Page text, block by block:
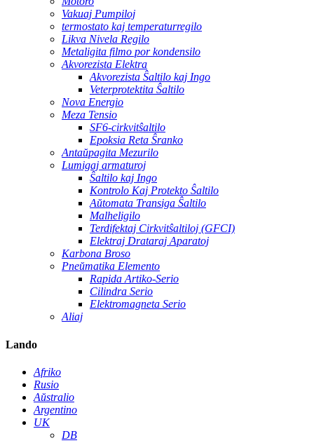
Vakuaj Pumpiloj
termostato kaj temperaturregilo
Likva Nivela Regilo
Metaligita filmo por kondensilo
Akvorezista Elektra
Akvorezista Ŝaltilo kaj Ingo
Veterprotektita Ŝaltilo
Nova Energio
Meza Tensio
SF6-cirkvitŝaltilo
Epoksia Reta Ŝranko
Antaŭpagita Mezurilo
Lumigaj armaturoj
Ŝaltilo kaj Ingo
Kontrolo Kaj Protekto Ŝaltilo
Aŭtomata Transiga Ŝaltilo
Malheligilo
Terdifektaj Cirkvitŝaltiloj (GFCI)
Elektraj Drataraj Aparatoj
Karbona Broso
Pneŭmatika Elemento
Rapida Artiko-Serio
Cilindra Serio
Elektromagneta Serio
Aliaj
Lando
Afriko
Rusio
Aŭstralio
Argentino
UK
DB